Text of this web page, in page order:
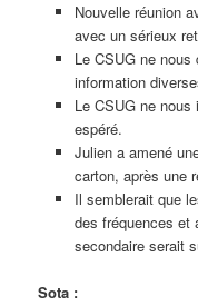
Nouvelle réunion
avec un sérieux
Le CSUG ne nous
information
Le CSUG ne
espéré.
Julien a amené
carton, après une
Il semblerait que
des fréquences et
secondaire serait
Sota :